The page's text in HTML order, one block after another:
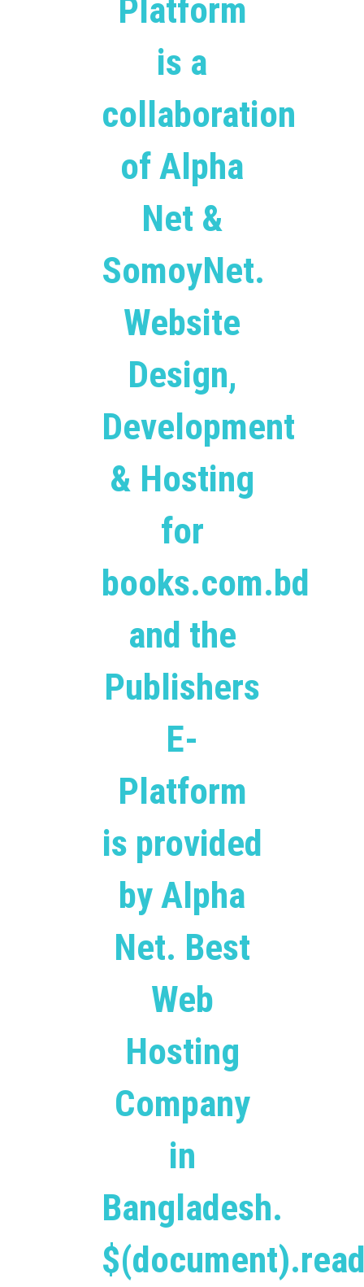
Platform
is a
collaboration
of Alpha
Net &
SomoyNet.
Website
Design,
Development
& Hosting
for
books.com.bd
and the
Publishers
E-
Platform
is provided
by Alpha
Net. Best
Web
Hosting
Company
in
Bangladesh.